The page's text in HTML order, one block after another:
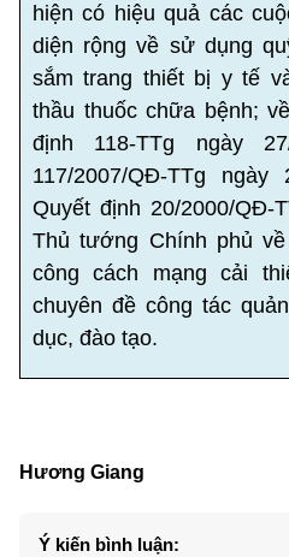
hiện có hiệu quả các
diện rộng về sử dụng
sắm trang thiết bị y tế
thầu thuốc chữa bệnh;
định 118-TTg ngày
117/2007/QĐ-TTg
Quyết định 20/2000/QĐ-
Thủ tướng Chính phủ
công cách mạng cải
chuyên đề công tác
dục, đào tạo.
Hương Giang
Ý kiến bình luận: